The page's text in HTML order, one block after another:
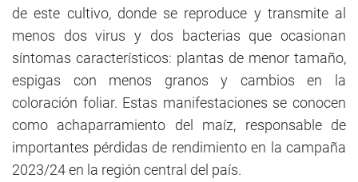
de este cultivo, donde se reproduce y transmite al
menos dos virus y dos bacterias que ocasionan
síntomas característicos: plantas de menor tamaño,
espigas con menos granos y cambios en la
coloración foliar. Estas manifestaciones se conocen
como achaparramiento del maíz, responsable de
importantes pérdidas de rendimiento en la campaña
2023/24 en la región central del país.